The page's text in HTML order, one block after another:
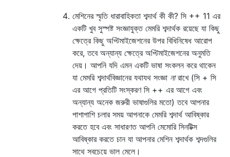
মেশিনের স্মৃতি ধারাবাহিকতা শব্দার্থ কী কী? সি ++ 11 এর
একটি খুব সুস্পষ্ট সংজ্ঞাযুক্ত মেমরি শব্দার্থক রয়েছে যা কিছু
ক্ষেত্রে কিছু অপ্টিমাইজেশনের উপর বিধিনিষেধ আরোপ
করে, তবে অন্যান্য ক্ষেত্রে অপ্টিমাইজেশনের অনুমতি
দেয়। আপনি যদি এমন একটি ভাষা সংকলন করে থাকেন
যা মেমরি শব্দার্থবিজ্ঞানের যথাযথ সংজ্ঞা নারাখে (সি + সি
এর আগে প্রতিটি সংস্করণ সি ++ এর আগে এবং
অন্যান্য অনেক জরুরী ভাষাগুলির মতো) তবে আপনার
পাশাপাশি চলার সময় আপনাকে মেমরি শব্দার্থ আবিষ্কার
করতে হবে এবং সাধারণত আপনি মেমোরি সিনটিক্স
আবিষ্কার করতে চান যা আপনার মেশিন শব্দার্থক শব্দগুলির
সাথে সবচেয়ে ভাল মেলে।